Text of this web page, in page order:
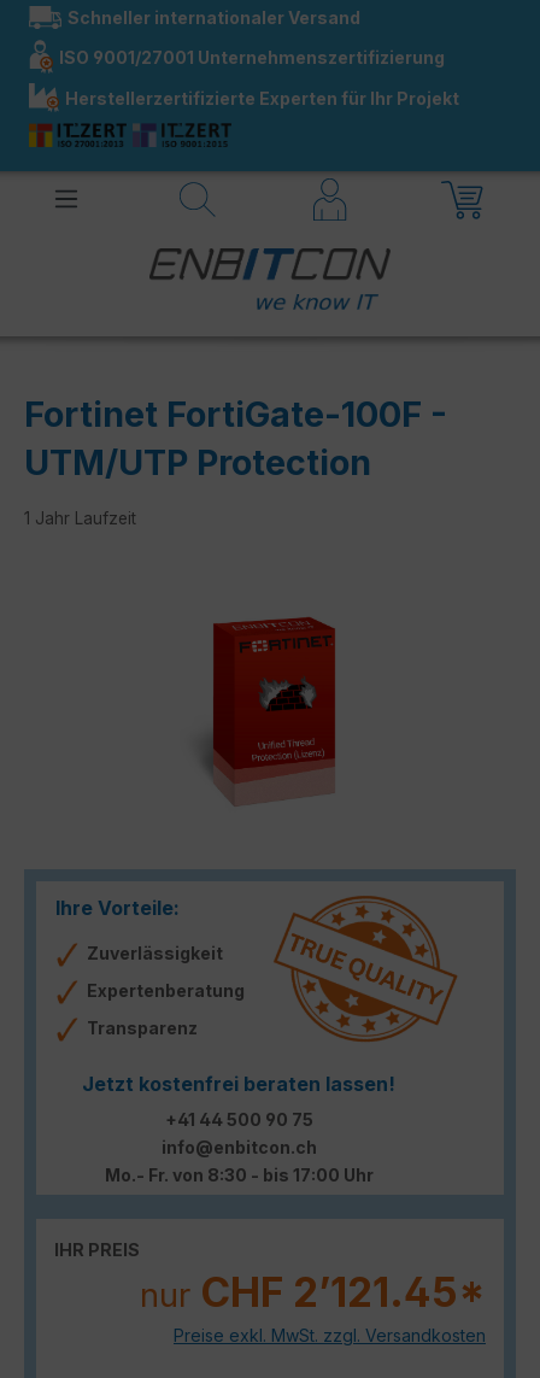
springen
Schneller internationaler Versand
ISO 9001/27001 Unternehmenszertifizierung
Herstellerzertifizierte Experten für Ihr Projekt
Fortinet FortiGate-100F -
UTM/UTP Protection
1 Jahr Laufzeit
Ihre Vorteile:
Zuverlässigkeit
Expertenberatung
Transparenz
Jetzt kostenfrei beraten lassen!
+41 44 500 90 75
info@enbitcon.ch
Mo.- Fr. von 8:30 - bis 17:00 Uhr
IHR PREIS
nur CHF 2’121.45*
Preise exkl. MwSt. zzgl. Versandkosten